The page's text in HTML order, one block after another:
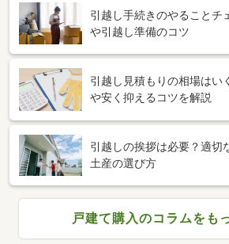
引越し手続きのやることチ
や引越し準備のコツ
引越し見積もりの相場はい
や安く抑えるコツを解説
引越しの挨拶は必要？適切
土産の選び方
戸建て購入のコラムをも